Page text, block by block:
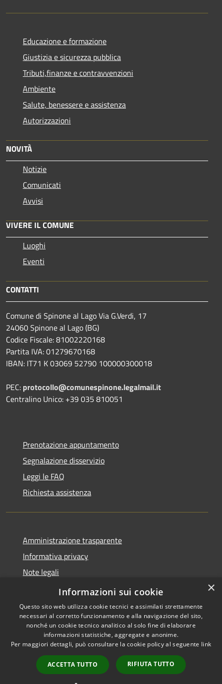
Educazione e formazione
Giustizia e sicurezza pubblica
Tributi,finanze e contravvenzioni
Ambiente
Salute, benessere e assistenza
Autorizzazioni
NOVITÀ
Notizie
Comunicati
Avvisi
VIVERE IL COMUNE
Luoghi
Eventi
CONTATTI
Comune di Spinone al Lago Via G.Verdi, 17
24060 Spinone al Lago (BG)
Codice Fiscale: 81002220168
Partita IVA: 01279670168
IBAN: IT71 K 03069 52790 100000300018
PEC: protocollo@comunespinone.legalmail.it
Centralino Unico: +39 035 810051
Prenotazione appuntamento
Segnalazione disservizio
Leggi le FAQ
Richiesta assistenza
Amministrazione trasparente
Informativa privacy
Note legali
Dichiarazione di accessibilità
Accessibilità
Copyright © 2026 • Comune di
Spinone al Lago • Powered by
Municipium•
Accesso
redazione
×
Informazioni sui cookie
Questo sito web utilizza cookie tecnici e assimilati strettamente
necessari al corretto funzionamento e alla navigazione del sito,
nonché un cookie tecnico analitico al solo fine di elaborare
informazioni statistiche, aggregate e anonime.
Per maggiori dettagli, può consultare la cookie policy al seguente link
ACCETTA TUTTO RIFIUTA TUTTO